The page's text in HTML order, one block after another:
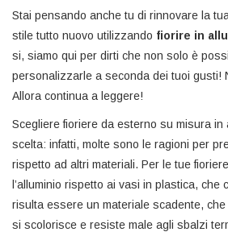
Stai pensando anche tu di rinnovare la
stile tutto nuovo utilizzando fiorire in
si, siamo qui per dirti che non solo è
personalizzarle a seconda dei tuoi gusti!
Allora continua a leggere!
Scegliere fioriere da esterno su misura in
scelta: infatti, molte sono le ragioni per
rispetto ad altri materiali. Per le tue
l’alluminio rispetto ai vasi in plastica, che
risulta essere un materiale scadente, che
si scolorisce e resiste male agli sbalzi